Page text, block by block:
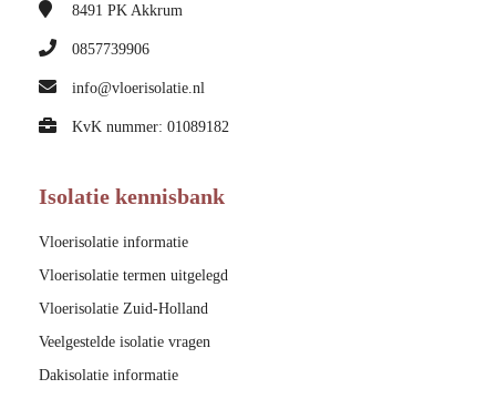
8491 PK Akkrum
0857739906
info@vloerisolatie.nl
KvK nummer: 01089182
Isolatie kennisbank
Vloerisolatie informatie
Vloerisolatie termen uitgelegd
Vloerisolatie Zuid-Holland
Veelgestelde isolatie vragen
Dakisolatie informatie